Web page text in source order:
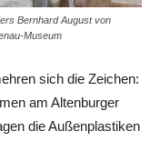
Bernhard August von
Museum
sich die Zeichen:
am Altenburger
die Außenplastiken